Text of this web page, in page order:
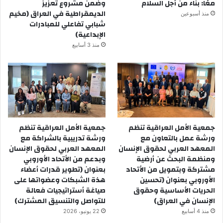
مع مساعدات الشعب النرويجية NPA، وهو بالشراكة مع الفاعلين
الاجتماعيين في قضايا العمال والعمال من النقابات والاتحادات.
7 تشرين الثاني 2022
معًا: بناء من أجل السلام
منذ أسبوعين
وضمن مشروع تعزيز
الديمقراطية في العراق (مخيم
شبابي تفاعلي للمبادرات
الإبداعية)
منذ 3 أسابيع
جمعية الأمل العراقية تنظم
ورشة عمل بالتعاون مع
المعهد العربي لحقوق الإنسان
ومنظمة البحث عن أرضية
مشتركة وبتمويل من الأتحاد
الأوروبي بعنوان (تحسين
الحريات الأساسية وحقوق
الإنسان في العراق)
منذ 4 أسابيع
جمعية الأمل العراقية تنظم
ورشة تدريبية بالشراكة مع
المعهد العربي لحقوق الإنسان
وبدعم من الأتحاد الأوروبي
بعنوان (تطوير قدرات أعضاء
هذة الشبكات وعضواتها على
صياغة أستراتيجيات فعالة
للتواصل والتنسيق المشترك)
22 يونيو، 2026